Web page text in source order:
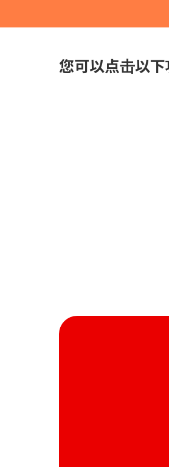
您可以点击以